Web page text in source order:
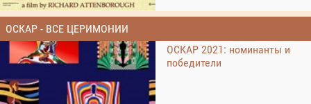
ОСКАР - ВСЕ ЦЕРИМОНИИ
ОСКАР 2021: номинанты и
победители